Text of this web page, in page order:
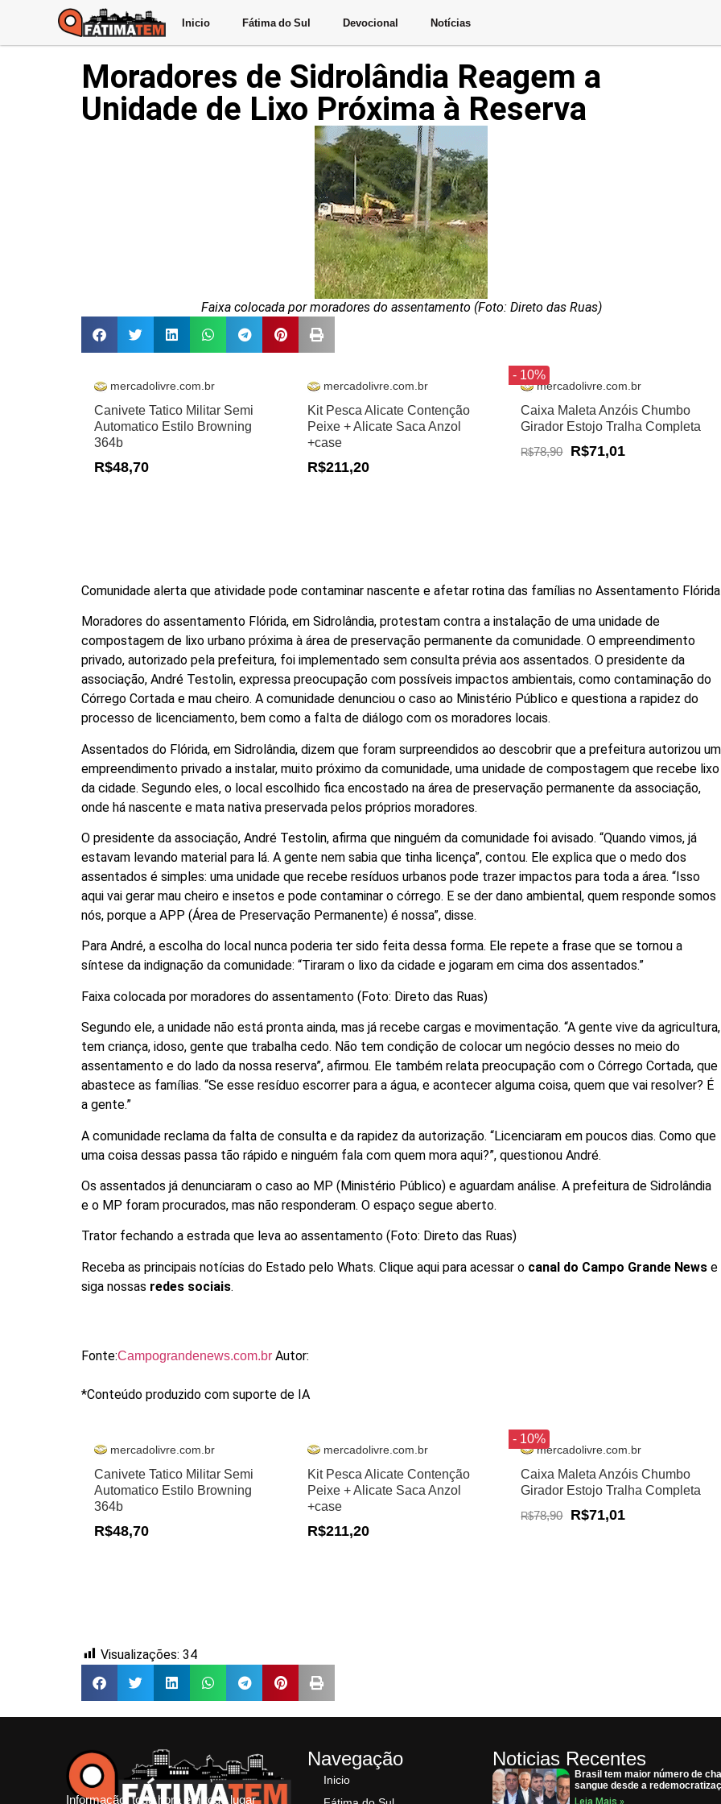
Inicio Fátima do Sul Devocional Notícias
Moradores de Sidrolândia Reagem a
Unidade de Lixo Próxima à Reserva
Faixa colocada por moradores do assentamento (Foto: Direto das Ruas)
mercadolivre.com.br
Canivete Tatico Militar Semi
Automatico Estilo Browning
364b
R$48,70
mercadolivre.com.br
Kit Pesca Alicate Contenção
Peixe + Alicate Saca Anzol
+case
R$211,20
- 10%
mercadolivre.com.br
Caixa Maleta Anzóis Chumbo
Girador Estojo Tralha Completa
R$78,90 R$71,01
Comunidade alerta que atividade pode contaminar nascente e afetar rotina das famílias no Assentamento Flórida
Moradores do assentamento Flórida, em Sidrolândia, protestam contra a instalação de uma unidade de
compostagem de lixo urbano próxima à área de preservação permanente da comunidade. O empreendimento
privado, autorizado pela prefeitura, foi implementado sem consulta prévia aos assentados. O presidente da
associação, André Testolin, expressa preocupação com possíveis impactos ambientais, como contaminação do
Córrego Cortada e mau cheiro. A comunidade denunciou o caso ao Ministério Público e questiona a rapidez do
processo de licenciamento, bem como a falta de diálogo com os moradores locais.
Assentados do Flórida, em Sidrolândia, dizem que foram surpreendidos ao descobrir que a prefeitura autorizou um
empreendimento privado a instalar, muito próximo da comunidade, uma unidade de compostagem que recebe lixo
da cidade. Segundo eles, o local escolhido fica encostado na área de preservação permanente da associação,
onde há nascente e mata nativa preservada pelos próprios moradores.
O presidente da associação, André Testolin, afirma que ninguém da comunidade foi avisado. “Quando vimos, já
estavam levando material para lá. A gente nem sabia que tinha licença”, contou. Ele explica que o medo dos
assentados é simples: uma unidade que recebe resíduos urbanos pode trazer impactos para toda a área. “Isso
aqui vai gerar mau cheiro e insetos e pode contaminar o córrego. E se der dano ambiental, quem responde somos
nós, porque aAPP (Área de Preservação Permanente) é nossa”, disse.
Para André, a escolha do local nunca poderia ter sido feita dessa forma. Ele repete a frase que se tornou a
síntese da indignação da comunidade: “Tiraram o lixo da cidade e jogaram em cima dos assentados.”
Faixa colocada por moradores do assentamento (Foto: Direto das Ruas)
Segundo ele, a unidade não está pronta ainda, mas já recebe cargas e movimentação. “A gente vive da agricultura,
tem criança, idoso, gente que trabalha cedo. Não tem condição de colocar um negócio desses no meio do
assentamento e do lado da nossa reserva”, afirmou. Ele também relata preocupação com o Córrego Cortada, que
abastece as famílias. “Se esse resíduo escorrer para a água, e acontecer alguma coisa, quem que vai resolver? É
a gente.”
A comunidade reclama da falta de consulta e da rapidez da autorização. “Licenciaram em poucos dias. Como que
uma coisa dessas passa tão rápido e ninguém fala com quem mora aqui?”, questionou André.
Os assentados já denunciaram o caso ao MP (Ministério Público) e aguardam análise. A prefeitura de Sidrolândia
e o MP foram procurados, mas não responderam. O espaço segue aberto.
Trator fechando a estrada que leva ao assentamento (Foto: Direto das Ruas)
Receba as principais notícias do Estado pelo Whats. Clique aqui para acessar o canal do Campo Grande News e
siga nossas redes sociais.
Fonte:Campograndenews.com.br Autor:
*Conteúdo produzido com suporte de IA
mercadolivre.com.br
Canivete Tatico Militar Semi
Automatico Estilo Browning
364b
R$48,70
mercadolivre.com.br
Kit Pesca Alicate Contenção
Peixe + Alicate Saca Anzol
+case
R$211,20
- 10%
mercadolivre.com.br
Caixa Maleta Anzóis Chumbo
Girador Estojo Tralha Completa
R$78,90 R$71,01
Visualizações: 34
Informação, toda hora em todo lugar
Navegação
Inicio
Noticias Recentes
Brasil tem maior número de
sangue desde a
Leia Mais »